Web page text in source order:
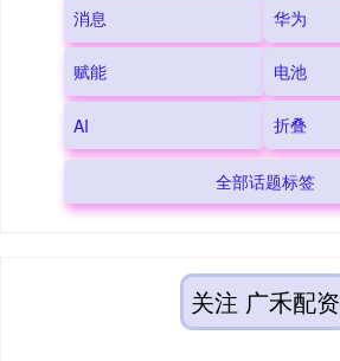
消息 华为
赋能 电池
AI 折叠
全部话题标签
关注 广禾配资